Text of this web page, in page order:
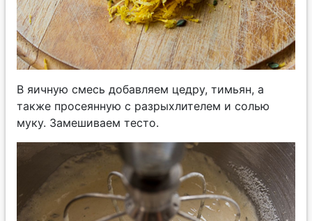
В яичную смесь добавляем цедру, тимьян, а
также просеянную с разрыхлителем и солью
муку. Замешиваем тесто.